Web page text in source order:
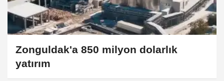
Zonguldak'a 850 milyon dolarlık
yatırım